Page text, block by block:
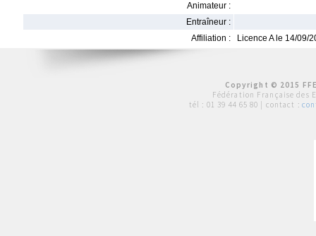
Animateur :
Entraîneur :
Affiliation :
Licence A le 14/09/
Copyright © 2015
Fédération Française des
tél : 01 39 44 65 80 | contact :